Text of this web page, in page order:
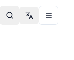
Change